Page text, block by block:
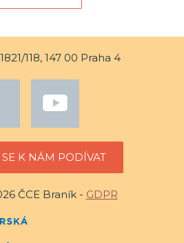
118, 147 00 Praha 4
SE K NÁM PODÍVAT
ČCE Braník - GDPR